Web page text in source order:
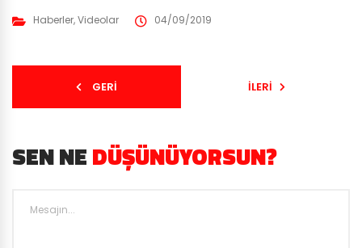
Haberler,Videolar 04/09/2019
GERI İLERI
SEN NEDÜŞÜNÜYORSUN?